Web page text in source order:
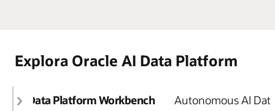
Explora Oracle AI Data Platform
AI Data Platform Workbench Autonomous AI